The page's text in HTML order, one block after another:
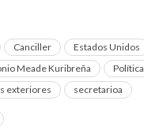
Canciller
Estados Unidos
Meade Kuribreña
Política
exteriores
secretarioa